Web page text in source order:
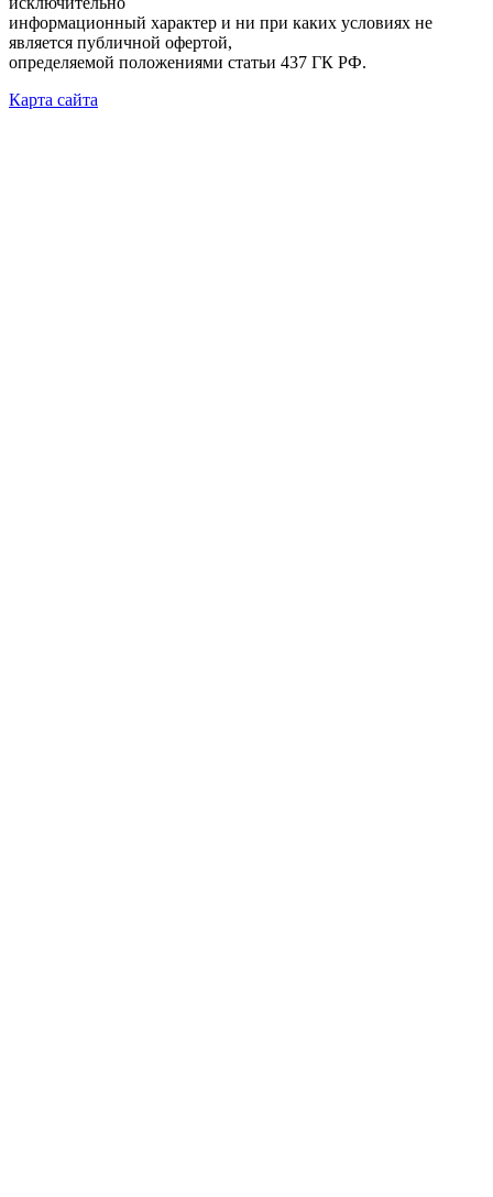
информационный характер и ни при каких условиях не
является публичной офертой,
определяемой положениями статьи 437 ГК РФ.
Карта сайта